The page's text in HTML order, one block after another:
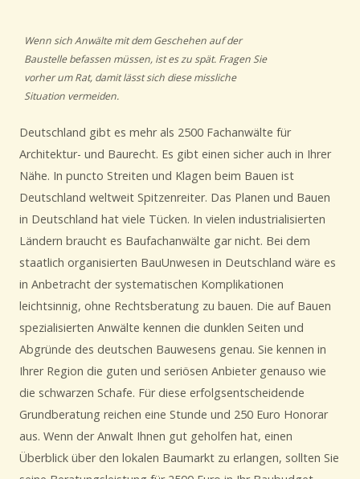
Wenn sich Anwälte mit dem Geschehen auf der
Baustelle befassen müssen, ist es zu spät. Fragen Sie
vorher um Rat, damit lässt sich diese missliche
Situation vermeiden.
Deutschland gibt es mehr als 2500 Fachanwälte für
Architektur- und Baurecht. Es gibt einen sicher auch in Ihrer
Nähe. In puncto Streiten und Klagen beim Bauen ist
Deutschland weltweit Spitzenreiter. Das Planen und Bauen
in Deutschland hat viele Tücken. In vielen industrialisierten
Ländern braucht es Baufachanwälte gar nicht. Bei dem
staatlich organisierten BauUnwesen in Deutschland wäre es
in Anbetracht der systematischen Komplikationen
leichtsinnig, ohne Rechtsberatung zu bauen. Die auf Bauen
spezialisierten Anwälte kennen die dunklen Seiten und
Abgründe des deutschen Bauwesens genau. Sie kennen in
Ihrer Region die guten und seriösen Anbieter genauso wie
die schwarzen Schafe. Für diese erfolgsentscheidende
Grundberatung reichen eine Stunde und 250 Euro Honorar
aus. Wenn der Anwalt Ihnen gut geholfen hat, einen
Überblick über den lokalen Baumarkt zu erlangen, sollten Sie